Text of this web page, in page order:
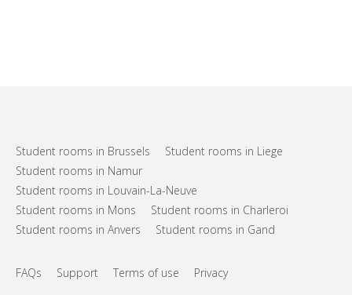
Student rooms in Brussels
Student rooms in Liege
Student rooms in Namur
Student rooms in Louvain-La-Neuve
Student rooms in Mons
Student rooms in Charleroi
Student rooms in Anvers
Student rooms in Gand
FAQs Support Terms of use Privacy